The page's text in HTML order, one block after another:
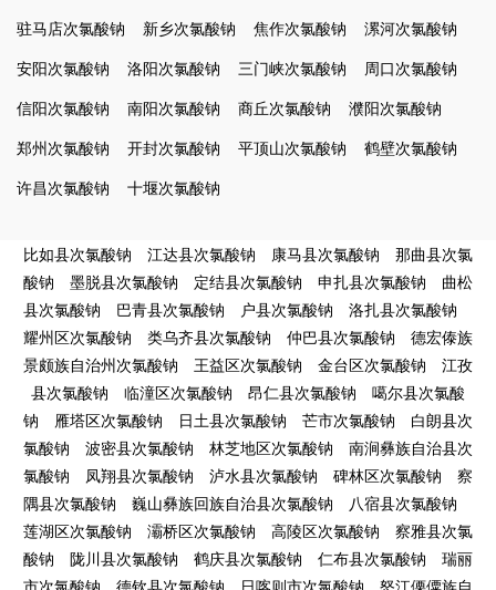
驻马店次氯酸钠
新乡次氯酸钠 焦作次氯酸钠
漯河次氯酸钠
安阳次氯酸钠
洛阳次氯酸钠 三门峡次氯酸钠
周口次氯酸钠
信阳次氯酸钠
南阳次氯酸钠 商丘次氯酸钠
濮阳次氯酸钠
郑州次氯酸钠
开封次氯酸钠 平顶山次氯酸钠
鹤壁次氯酸钠
许昌次氯酸钠
十堰次氯酸钠
比如县次氯酸钠 江达县次氯酸钠 康马县次氯酸钠
那曲县次氯
酸钠
墨脱县次氯酸钠 定结县次氯酸钠 申扎县次氯酸钠
曲松
县次氯酸钠
巴青县次氯酸钠 户县次氯酸钠
洛扎县次氯酸钠
耀州区次氯酸钠
类乌齐县次氯酸钠 仲巴县次氯酸钠
德宏傣族
景颇族自治州次氯酸钠
王益区次氯酸钠 金台区次氯酸钠
江孜
县次氯酸钠
临潼区次氯酸钠 昂仁县次氯酸钠
噶尔县次氯酸
钠
雁塔区次氯酸钠 日土县次氯酸钠 芒市次氯酸钠
白朗县次
氯酸钠
波密县次氯酸钠 林芝地区次氯酸钠
南涧彝族自治县次
氯酸钠
凤翔县次氯酸钠 泸水县次氯酸钠 碑林区次氯酸钠
察
隅县次氯酸钠
巍山彝族回族自治县次氯酸钠
八宿县次氯酸钠
莲湖区次氯酸钠
灞桥区次氯酸钠 高陵区次氯酸钠
察雅县次氯
酸钠
陇川县次氯酸钠 鹤庆县次氯酸钠 仁布县次氯酸钠
瑞丽
市次氯酸钠
德钦县次氯酸钠 日喀则市次氯酸钠 怒江傈僳族自